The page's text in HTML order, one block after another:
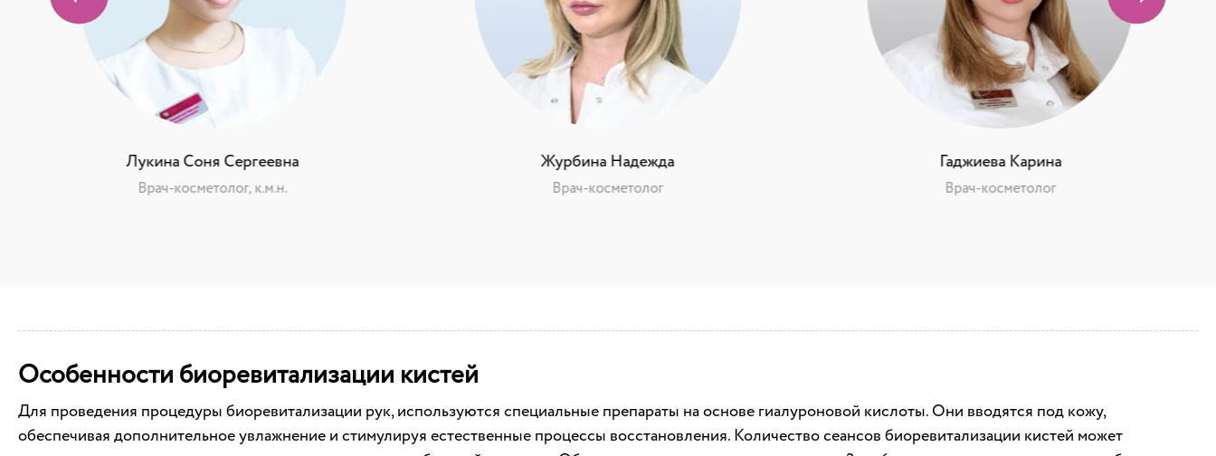
Журбина Надежда
Врач-косметолог
Гаджиева Карина
Врач-косметолог
Лукина Соня Сергеевна
Врач-косметолог, к.м.н.
Особенности биоревитализации кистей
Для проведения процедуры биоревитализации рук, используются специальные препараты на основе гиалуроновой кислоты. Они вводятся под кожу,
обеспечивая дополнительное увлажнение и стимулируя естественные процессы восстановления. Количество сеансов биоревитализации кистей может